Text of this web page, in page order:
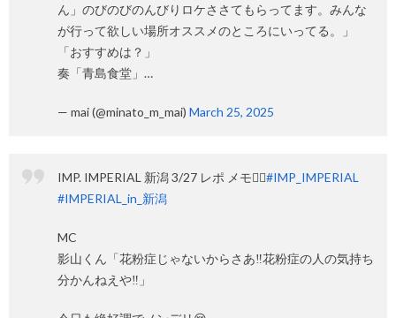
ん」のびのびのんびりロケささてもらってます。みんな
が行って欲しい場所オススメのところにいってる。」
「おすすめは？」
奏「青島食堂」…
— mai (@minato_m_mai) March 25, 2025
IMP. IMPERIAL 新潟 3/27 レポ メモ✍🏻#IMP_IMPERIAL
#IMPERIAL_in_新潟
MC
影山くん「花粉症じゃないからさあ‼️花粉症の人の気持ち
分かんねえや‼️」